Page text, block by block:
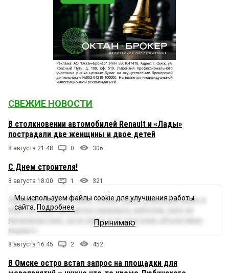
СВЕЖИЕ НОВОСТИ
В столкновении автомобилей Renault и «Лады»
пострадали две женщины и двое детей
8 августа 21:48 0 306
С Днем строителя!
8 августа 18:00 1 321
Эльвира НАБИУЛЛИНА: «Некоторые компании даже в
убыток себе пытаются удержать рабочую силу на
производствах, хотя спрос в их секторах объективно
падает»
8 августа 16:45 2 452
В Омске остро встал запрос на площадки для
Мы используем файлы cookie для улучшения работы
сайта. Подробнее
Принимаю